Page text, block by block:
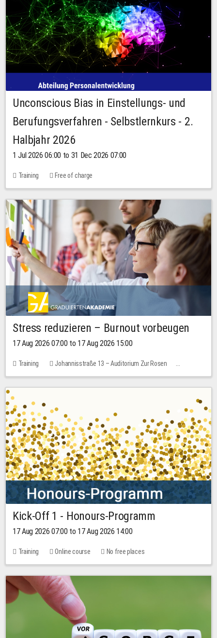
Unconscious Bias in Einstellungs- und
Berufungsverfahren - Selbstlernkurs - 2.
Halbjahr 2026
1 Jul 2026 06:00 to 31 Dec 2026 07:00
Training Free of charge
Stress reduzieren – Burnout vorbeugen
17 Aug 2026 07:00 to 17 Aug 2026 15:00
Training
Johannisstraße 13 – Auditorium Zur Rosen
1 place
10.00 EUR
Kick-Off 1 - Honours-Programm
17 Aug 2026 07:00 to 17 Aug 2026 14:00
Training Online course No free places